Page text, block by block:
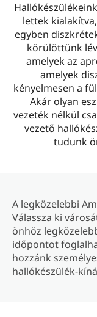
lettek
egyben
körülöttünk
amelyek az
amelyek
kényelmesen a
Akár olyan
vezeték nélkül
vezető
tudunk
A legközelebbi
Válassza ki
önhöz
időpontot
hozzánk
hallókészülék-